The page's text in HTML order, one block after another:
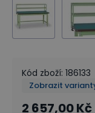
Kód zboží: 186133
Zobrazit
2 657,00 Kč